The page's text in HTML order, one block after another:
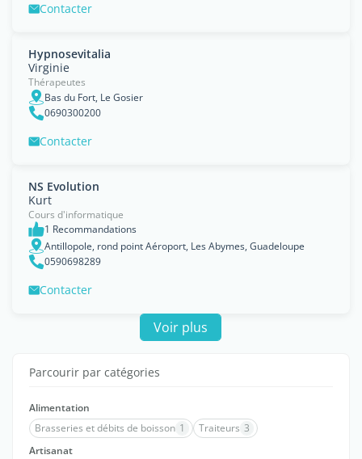
Contacter
Hypnosevitalia
Virginie
Thérapeutes
Bas du Fort, Le Gosier
0690300200
Contacter
NS Evolution
Kurt
Cours d'informatique
1 Recommandations
Antillopole, rond point Aéroport, Les Abymes, Guadeloupe
0590698289
Contacter
Voir plus
Parcourir par catégories
Alimentation
Brasseries et débits de boisson 1 Traiteurs 3
Artisanat